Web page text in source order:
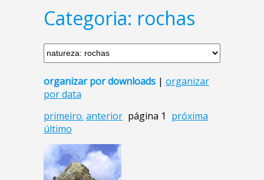
Categoria: rochas
organizar por downloads | organizar
por data
primeiro. anterior página 1 próxima
último